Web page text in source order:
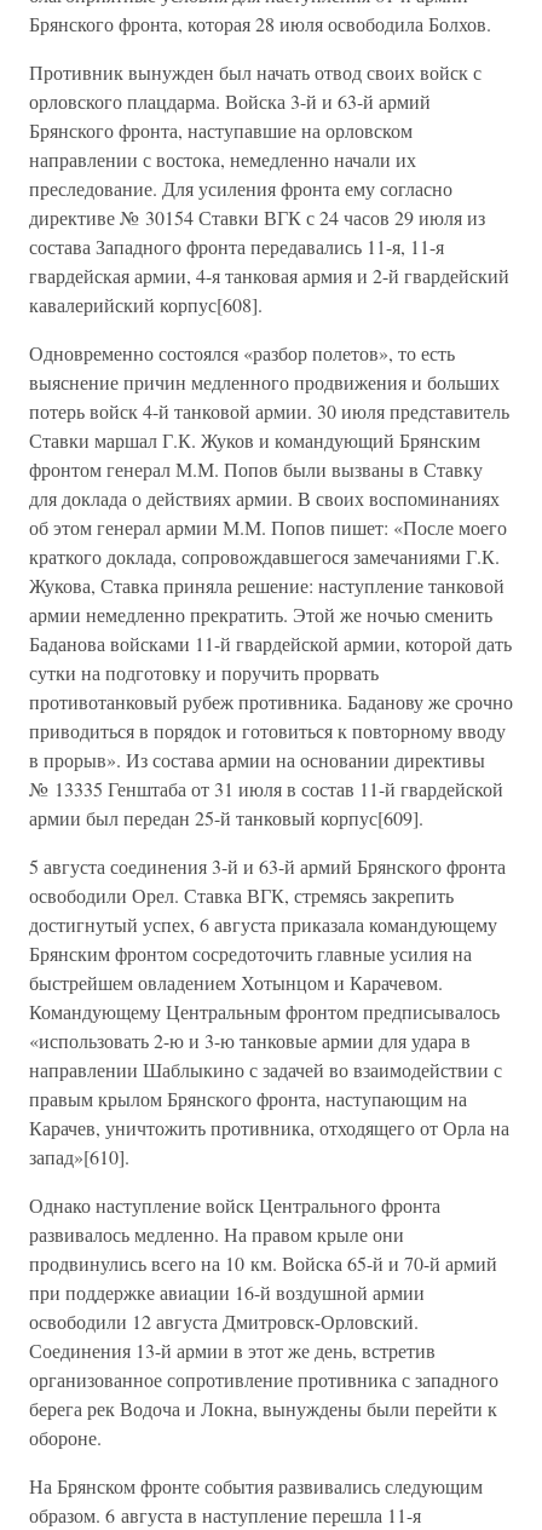
Брянского фронта, которая 28 июля освободила Болхов.
Противник вынужден был начать отвод своих войск с
орловского плацдарма. Войска 3-й и 63-й армий
Брянского фронта, наступавшие на орловском
направлении с востока, немедленно начали их
преследование. Для усиления фронта ему согласно
директиве № 30154 Ставки ВГК с 24 часов 29 июля из
состава Западного фронта передавались 11-я, 11-я
гвардейская армии, 4-я танковая армия и 2-й гвардейский
кавалерийский корпус[608].
Одновременно состоялся «разбор полетов», то есть
выяснение причин медленного продвижения и больших
потерь войск 4-й танковой армии. 30 июля представитель
Ставки маршал Г.К. Жуков и командующий Брянским
фронтом генерал М.М. Попов были вызваны в Ставку
для доклада о действиях армии. В своих воспоминаниях
об этом генерал армии М.М. Попов пишет: «После моего
краткого доклада, сопровождавшегося замечаниями Г.К.
Жукова, Ставка приняла решение: наступление танковой
армии немедленно прекратить. Этой же ночью сменить
Баданова войсками 11-й гвардейской армии, которой дать
сутки на подготовку и поручить прорвать
противотанковый рубеж противника. Баданову же срочно
приводиться в порядок и готовиться к повторному вводу
в прорыв». Из состава армии на основании директивы
№ 13335 Генштаба от 31 июля в состав 11-й гвардейской
армии был передан 25-й танковый корпус[609].
5 августа соединения 3-й и 63-й армий Брянского фронта
освободили Орел. Ставка ВГК, стремясь закрепить
достигнутый успех, 6 августа приказала командующему
Брянским фронтом сосредоточить главные усилия на
быстрейшем овладением Хотынцом и Карачевом.
Командующему Центральным фронтом предписывалось
«использовать 2-ю и 3-ю танковые армии для удара в
направлении Шаблыкино с задачей во взаимодействии с
правым крылом Брянского фронта, наступающим на
Карачев, уничтожить противника, отходящего от Орла на
запад»[610].
Однако наступление войск Центрального фронта
развивалось медленно. На правом крыле они
продвинулись всего на 10 км. Войска 65-й и 70-й армий
при поддержке авиации 16-й воздушной армии
освободили 12 августа Дмитровск-Орловский.
Соединения 13-й армии в этот же день, встретив
организованное сопротивление противника с западного
берега рек Водоча и Локна, вынуждены были перейти к
обороне.
На Брянском фронте события развивались следующим
образом. 6 августа в наступление перешла 11-я